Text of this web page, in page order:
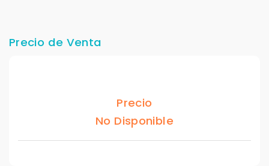
Precio de Venta
Precio
No Disponible